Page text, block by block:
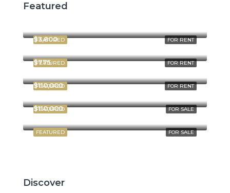
Featured
FOR RENT
FEATURED
FOR RENT
FEATURED
$3,800
FOR RENT
FEATURED
$775
FOR SALE
FEATURED
$110,000
FOR SALE
FEATURED
$110,000
Discover